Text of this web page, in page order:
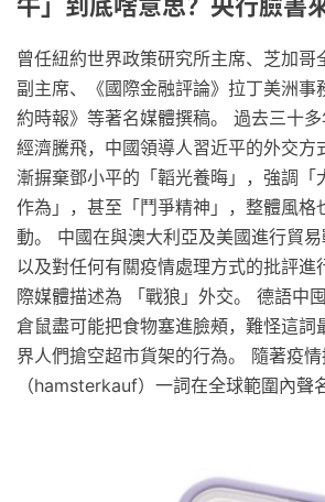
曾任紐約世界政策研究所主席、芝加哥
副主席、《國際金融評論》拉丁美洲事
約時報》等著名媒體撰稿。 過去三十
經濟騰飛，中國領導人習近平的外交方
漸摒棄鄧小平的「韜光養晦」，強調「
作為」，甚至「鬥爭精神」，整體風格
動。 中國在與澳大利亞及美國進行貿易
以及對任何有關疫情處理方式的批評進
際媒體描述為 「戰狼」外交。 德語中
倉鼠盡可能把食物塞進臉頰，難怪這詞
界人們搶空超市貨架的行為。 隨著疫
（hamsterkauf）一詞在全球範圍內聲